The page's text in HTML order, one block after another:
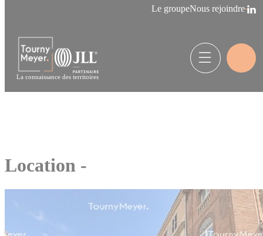
Le groupeNous rejoindre
La connaissance des territoires
Location -